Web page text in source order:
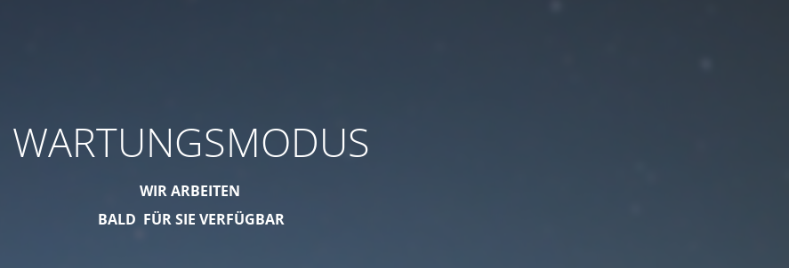
WARTUNGSMODUS
WIR ARBEITEN
BALD FÜR SIE VERFÜGBAR